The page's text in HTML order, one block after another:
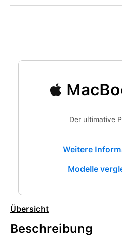
Der ultimative
Weitere
Modelle
Übersicht
Beschreibung